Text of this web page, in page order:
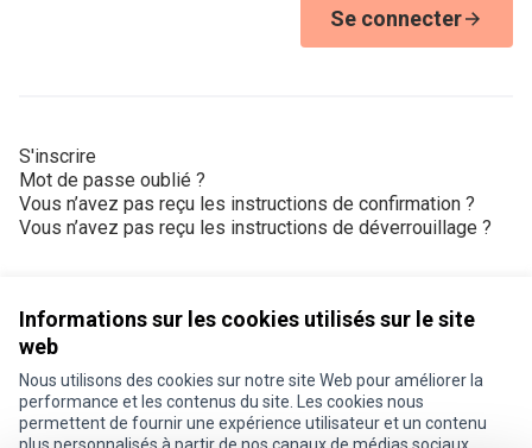
Informations sur les cookies utilisés sur le site
web
Nous utilisons des cookies sur notre site Web pour améliorer la
performance et les contenus du site. Les cookies nous
permettent de fournir une expérience utilisateur et un contenu
Se connecter
S'inscrire
Mot de passe oublié ?
Vous n’avez pas reçu les instructions de confirmation ?
Vous n’avez pas reçu les instructions de déverrouillage ?
Conditions d'utilisation
Paramètres des cookies
Je participe ! sur X
Je participe ! sur Facebook
Je participe ! sur Instagram